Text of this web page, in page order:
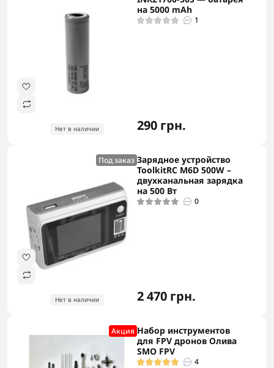
Нет в наличии
на 5000 mAh
1
290 грн.
Под заказ
Нет в наличии
Зарядное устройство
ToolkitRC M6D 500W –
двухканальная зарядка
на 500 Вт
0
2 470 грн.
Акция Набор инструментов
для FPV дронов Олива
SMO FPV
4